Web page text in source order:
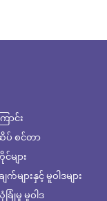
ာင်း
စင်တာ
ျား
များနှင့် မူဝါဒများ
ြုံမှု မူဝါဒ